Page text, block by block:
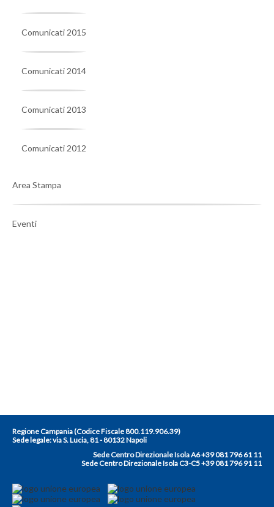
Comunicati 2015
Comunicati 2014
Comunicati 2013
Comunicati 2012
Area Stampa
Eventi
Regione Campania (Codice Fiscale 800.119.906.39)
Sede legale:via S. Lucia, 81 - 80132 Napoli
Sede Centro Direzionale Isola A6 +39 081 796 61 11
Sede Centro Direzionale Isola C3-C5 +39 081 796 91 11